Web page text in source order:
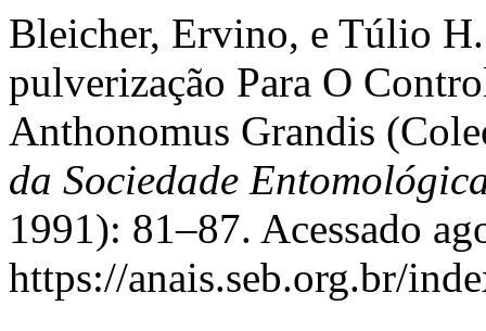
Bleicher, Ervino, e Túlio
pulverização Para O
Anthonomus Grandis
da Sociedade
1991): 81–87. Acessado
https://anais.seb.org.br/